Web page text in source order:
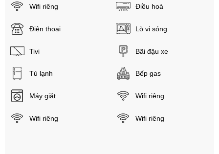
Wifi riêng Điều hoà
Điện thoại Lò vi sóng
Tivi Bãi đậu xe
Tủ lạnh Bếp gas
Máy giặt Wifi riêng
Wifi riêng Wifi riêng